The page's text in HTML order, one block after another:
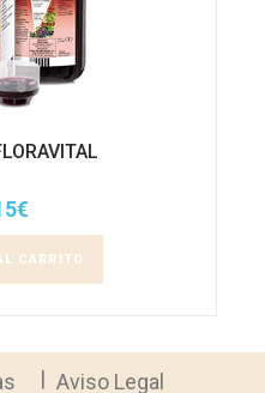
€
CARRITO
Aviso Legal